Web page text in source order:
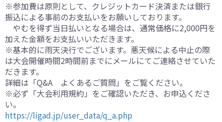
※参加費は原則として、クレジットカード決済または銀行
振込による事前のお支払いをお願いしております。
やむを得ず当日払いとなる場合は、通常価格に2,000円を
加えた金額をお支払いいただきます。
※基本的に雨天決行でございます。悪天候による中止の際
は大会開催時間2時間前までにメールにてご連絡させていた
だきます。
詳細は「Q&A よくあるご質問」をご覧ください。
※必ず「大会利用規約」をご確認いただき、お申込くださ
い。
https://ligad.jp/user_data/q_a.php